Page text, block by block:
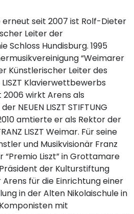
erneut seit 2007 ist Rolf-Dieter
Leiter der
Schloss Hundisburg. 1995
“Weimarer
Künstlerischer Leiter des
Klavierwettbewerbs
wirkt Arens als
NEUEN LISZT STIFTUNG
amtierte er als Rektor der
LISZT Weimar. Für seine
und Musikvisionär Franz
“Premio Liszt” in Grottamare
der Kulturstiftung
für die Einrichtung einer
in der Alten Nikolaischule in
mit